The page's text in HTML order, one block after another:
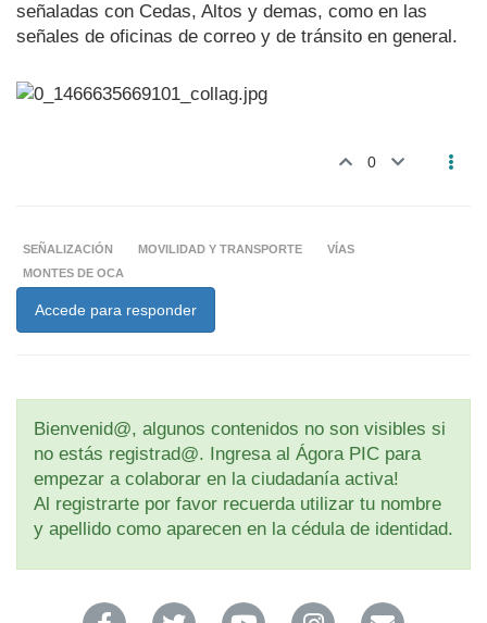
señaladas con Cedas, Altos y demas, como en las
señales de oficinas de correo y de tránsito en general.
0
SEÑALIZACIÓN MOVILIDAD Y TRANSPORTE
VÍAS
MONTES DE OCA
Accede para responder
Bienvenid@, algunos contenidos no son visibles si
no estás registrad@. Ingresa al Ágora PIC para
empezar a colaborar en la ciudadanía activa!
Al registrarte por favor recuerda utilizar tu nombre
y apellido como aparecen en la cédula de identidad.